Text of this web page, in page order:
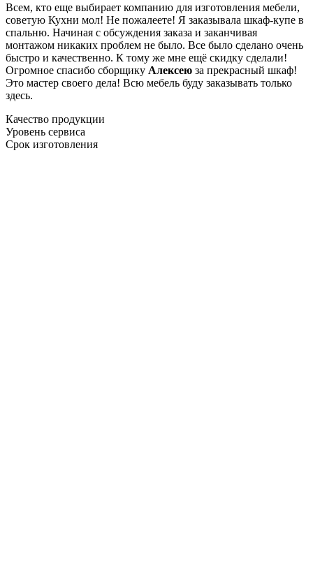
Всем, кто еще выбирает компанию для изготовления мебели,
советую Кухни мол! Не пожалеете! Я заказывала шкаф-купе в
спальню. Начиная с обсуждения заказа и заканчивая
монтажом никаких проблем не было. Все было сделано очень
быстро и качественно. К тому же мне ещё скидку сделали!
Огромное спасибо сборщику Алексею за прекрасный шкаф!
Это мастер своего дела! Всю мебель буду заказывать только
здесь.
Качество продукции
Уровень сервиса
Срок изготовления